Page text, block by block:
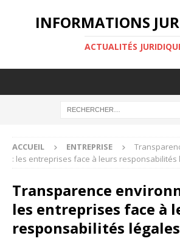
INFORMATIONS
ACTUALITÉS
ACCUEIL ENTREPRISE
: les entreprises face à leurs responsabilités
Transparence
les entreprises face à
responsabilités légales